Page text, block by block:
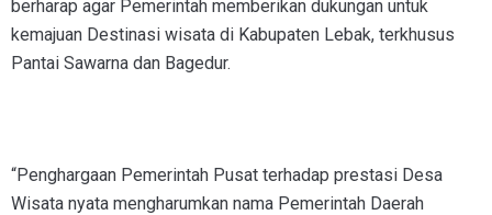
berharap agar Pemerintah memberikan dukungan untuk
kemajuan Destinasi wisata di Kabupaten Lebak, terkhusus
Pantai Sawarna dan Bagedur.
“Penghargaan Pemerintah Pusat terhadap prestasi Desa
Wisata nyata mengharumkan nama Pemerintah Daerah